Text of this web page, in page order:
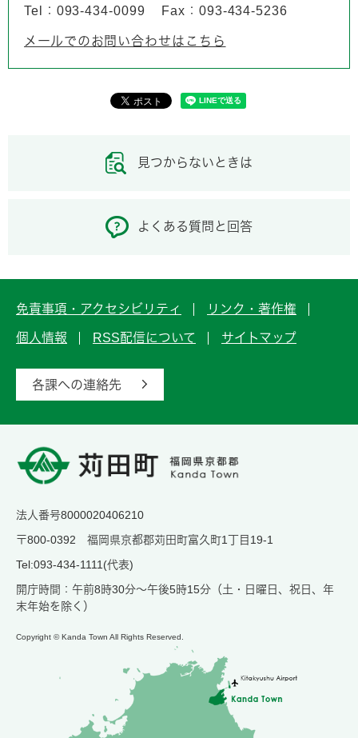
Tel：093-434-0099
Fax：093-434-5236
メールでのお問い合わせはこちら
見つからないときは
よくある質問と回答
免責事項・アクセシビリティ リンク・著作権
個人情報 RSS配信について サイトマップ
各課への連絡先
法人番号8000020406210
〒800-0392 福岡県京都郡苅田町富久町1丁目19-1
Tel:093-434-1111(代表)
開庁時間：午前8時30分～午後5時15分（土・日曜日、祝日、年
末年始を除く）
Copyright © Kanda Town All Rights Reserved.